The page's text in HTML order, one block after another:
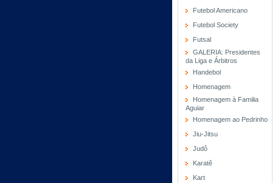
Futebol Americano
Futebol Society
Futsal
GALERIA: Presidentes
da Liga e Árbitros
Handebol
Homenagem
Homenagem à Familia
Aguiar
Homenagem ao Pedrinho
Jiu-Jitsu
Judô
Karatê
Kart